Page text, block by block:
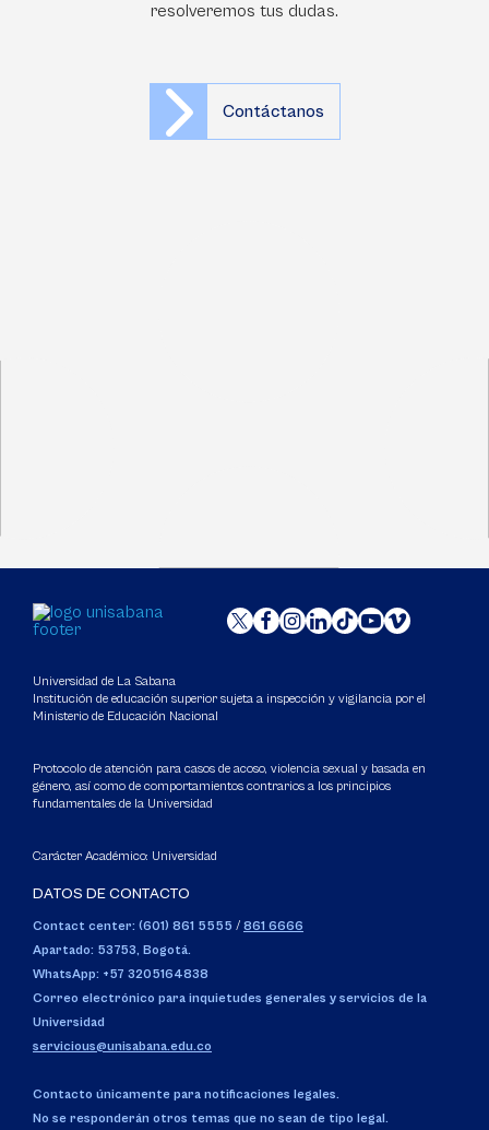
resolveremos tus dudas.
Contáctanos
Universidad de La Sabana
Institución de educación superior sujeta a inspección y vigilancia por el
Ministerio de Educación Nacional
Protocolo de atención para casos de acoso, violencia sexual y basada en
género, así como de comportamientos contrarios a los principios
fundamentales de la Universidad
Carácter Académico: Universidad
DATOS DE CONTACTO
Contact center: (601) 861 5555 / 861 6666
Apartado: 53753, Bogotá.
WhatsApp: +57 3205164838
Correo electrónico para inquietudes generales y servicios de la
Universidad
servicious@unisabana.edu.co
Contacto únicamente para notificaciones legales.
No se responderán otros temas que no sean de tipo legal.